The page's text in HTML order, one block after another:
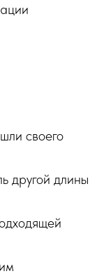
своего
другой длины